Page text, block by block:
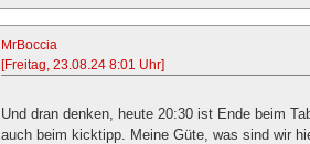
MrBoccia
[Freitag, 23.08.24 8:01 Uhr]
Und dran denken, heute 20:30 ist Ende beim
auch beim kicktipp. Meine Güte, was sind wir